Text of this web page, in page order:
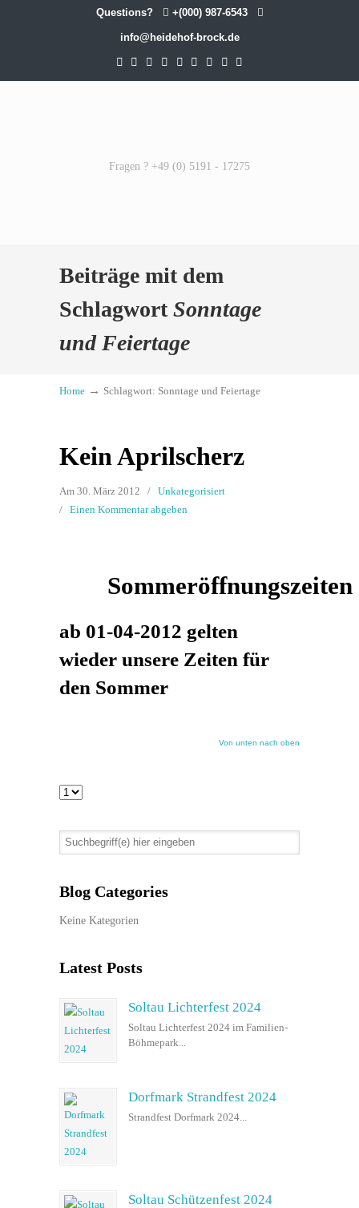
Questions? +(000) 987-6543
info@heidehof-brock.de
Fragen ? +49 (0) 5191 - 17275
Beiträge mit dem
SchlagwortSonntage
und Feiertage
Home → Schlagwort: Sonntage und Feiertage
Kein Aprilscherz
Am 30. März 2012 / Unkategorisiert
/ Einen Kommentar abgeben
Sommeröffnungszeiten
ab 01-04-2012 gelten
wieder unsere Zeiten für
den Sommer
Von unten nach oben
Blog Categories
Keine Kategorien
Latest Posts
Soltau Lichterfest 2024
Soltau Lichterfest 2024 im Familien-
Böhmepark...
Dorfmark Strandfest 2024
Strandfest Dorfmark 2024...
Soltau Schützenfest 2024